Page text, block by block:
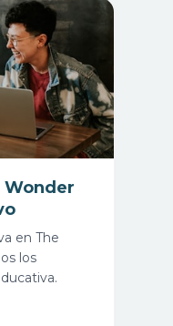
Wonder
en The
los